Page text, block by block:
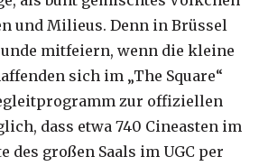
und Milieus. Denn in Brüssel
mitfeiern, wenn die kleine
sich im „The Square“
zur offiziellen
dass etwa 740 Cineasten im
des großen Saals im UGC per